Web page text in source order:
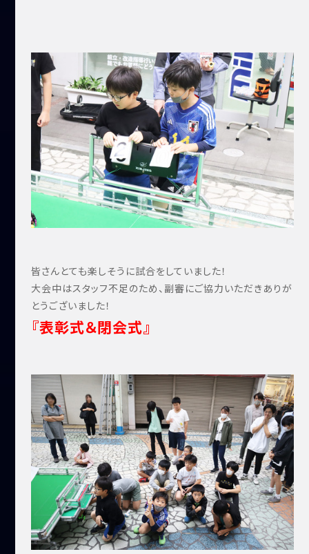
皆さんとても楽しそうに試合をしていました！
大会中はスタッフ不足のため、副審にご協力いただきありが
とうございました！
『表彰式＆閉会式』